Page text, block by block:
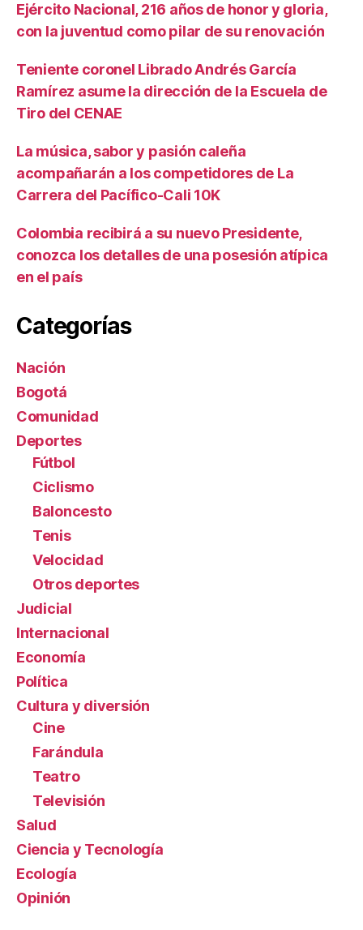
Ejército Nacional, 216 años de honor y gloria,
con la juventud como pilar de su renovación
Teniente coronel Librado Andrés García
Ramírez asume la dirección de la Escuela de
Tiro del CENAE
La música, sabor y pasión caleña
acompañarán a los competidores de La
Carrera del Pacífico-Cali 10K
Colombia recibirá a su nuevo Presidente,
conozca los detalles de una posesión atípica
en el país
Categorías
Nación
Bogotá
Comunidad
Deportes
Fútbol
Ciclismo
Baloncesto
Tenis
Velocidad
Otros deportes
Judicial
Internacional
Economía
Política
Cultura y diversión
Cine
Farándula
Teatro
Televisión
Salud
Ciencia y Tecnología
Ecología
Opinión